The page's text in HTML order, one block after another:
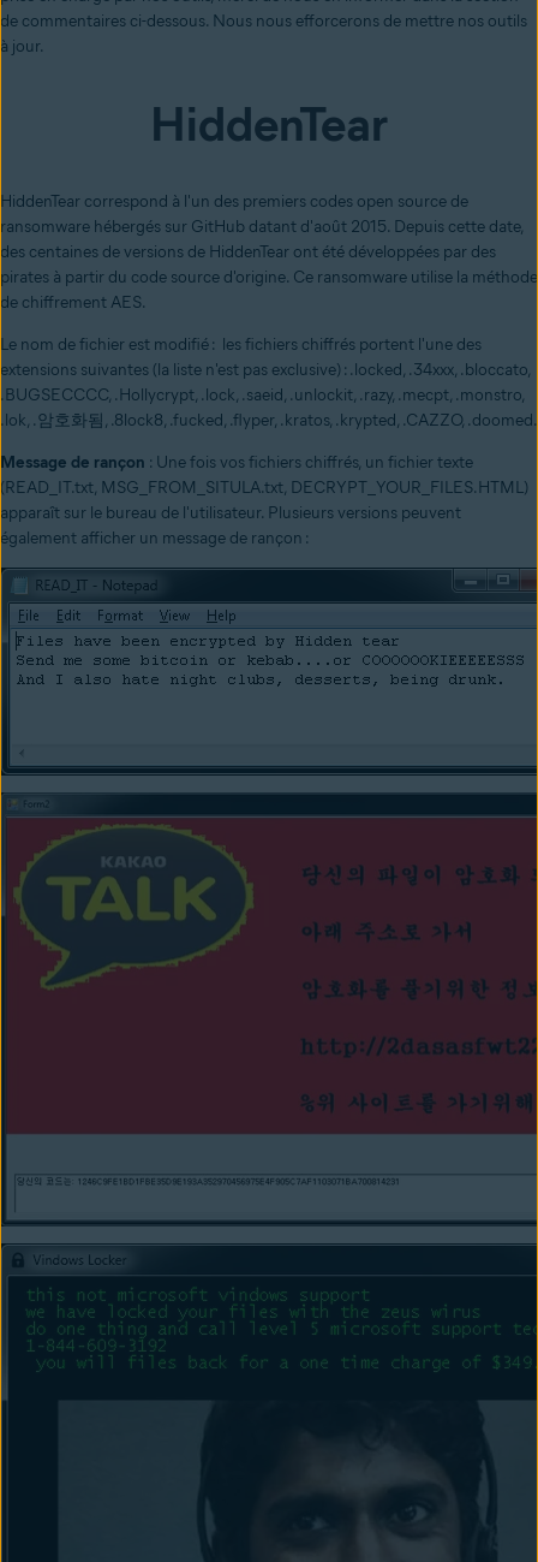
de commentaires ci-dessous. Nous nous efforcerons de mettre nos outils
à jour.
HiddenTear
HiddenTear correspond à l'un des premiers codes open source de
ransomware hébergés sur GitHub datant d'août 2015. Depuis cette date,
des centaines de versions de HiddenTear ont été développées par des
pirates à partir du code source d'origine. Ce ransomware utilise la méthode
de chiffrement AES.
Le nom de fichier est modifié : les fichiers chiffrés portent l'une des
extensions suivantes (la liste n'est pas exclusive) : .locked, .34xxx, .bloccato,
.BUGSECCCC, .Hollycrypt, .lock, .saeid, .unlockit, .razy, .mecpt, .monstro,
.lok, .암호화됨, .8lock8, .fucked, .flyper, .kratos, .krypted, .CAZZO, .doomed.
Message de rançon : Une fois vos fichiers chiffrés, un fichier texte
(READ_IT.txt, MSG_FROM_SITULA.txt, DECRYPT_YOUR_FILES.HTML)
apparaît sur le bureau de l'utilisateur. Plusieurs versions peuvent
également afficher un message de rançon :